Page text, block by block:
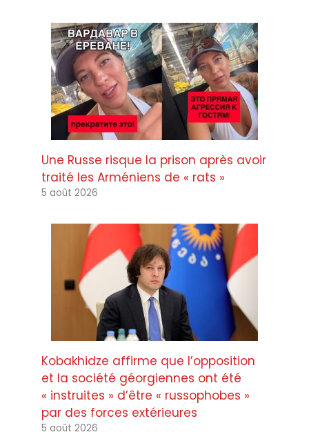
Une Russe risque la prison après avoir
traité les Arméniens de « rats »
5 août 2026
Kobakhidze affirme que l’opposition
et la société géorgiennes ont été
« instruites » d’être « russophobes »
par des forces extérieures
5 août 2026